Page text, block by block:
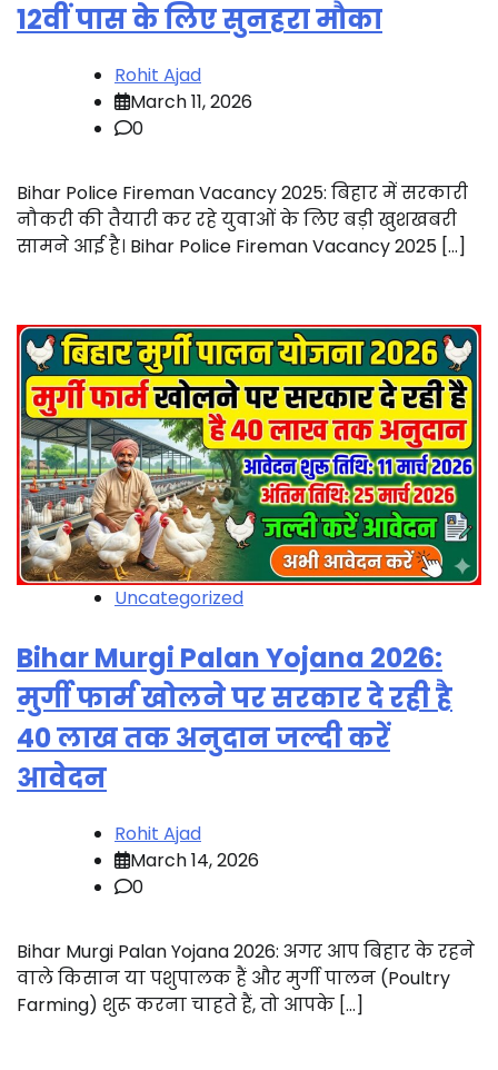
12वीं पास के लिए सुनहरा मौका
Rohit Ajad
March 11, 2026
0
Bihar Police Fireman Vacancy 2025: बिहार में सरकारी
नौकरी की तैयारी कर रहे युवाओं के लिए बड़ी खुशखबरी
सामने आई है। Bihar Police Fireman Vacancy 2025 […]
Uncategorized
Bihar Murgi Palan Yojana 2026:
मुर्गी फार्म खोलने पर सरकार दे रही है
40 लाख तक अनुदान जल्दी करें
आवेदन
Rohit Ajad
March 14, 2026
0
Bihar Murgi Palan Yojana 2026: अगर आप बिहार के रहने
वाले किसान या पशुपालक हैं और मुर्गी पालन (Poultry
Farming) शुरू करना चाहते हैं, तो आपके […]